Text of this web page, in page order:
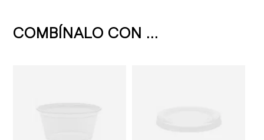
COMBÍNALO CON ...